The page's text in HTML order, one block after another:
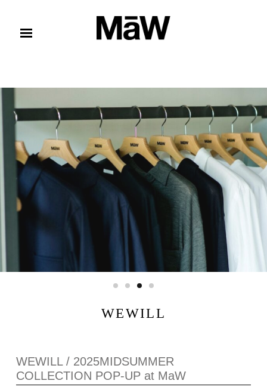
WEWILL
WEWILL / 2025MIDSUMMER
COLLECTION POP-UP at MaW